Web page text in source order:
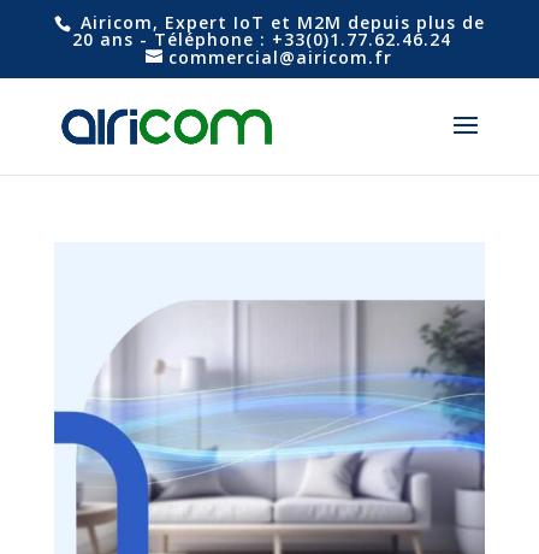
Airicom, Expert IoT et M2M depuis plus de
20 ans - Téléphone : +33(0)1.77.62.46.24
commercial@airicom.fr